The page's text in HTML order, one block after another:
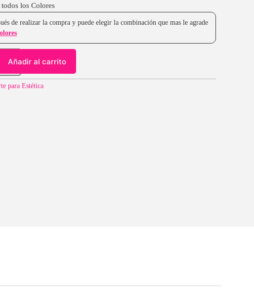
los Colores
de realizar la compra y puede elegir la combinación que mas le agrade
Añadir al carrito
para Estética